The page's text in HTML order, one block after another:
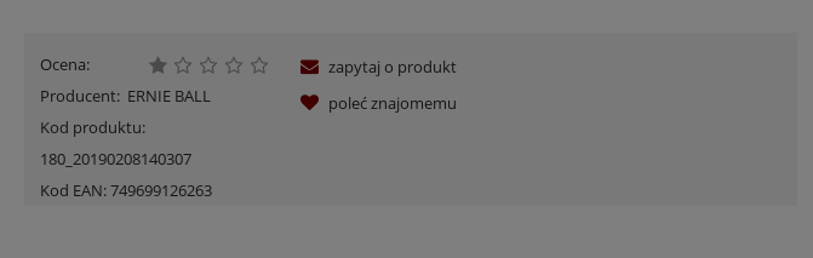
Ocena:
Producent: ERNIE BALL
Kod produktu:
180_20190208140307
Kod EAN:749699126263
zapytaj o produkt
poleć znajomemu